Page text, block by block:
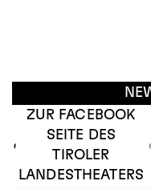
ZUR FACEBOOK
SEITE DES
TIROLER
LANDESTHEATERS